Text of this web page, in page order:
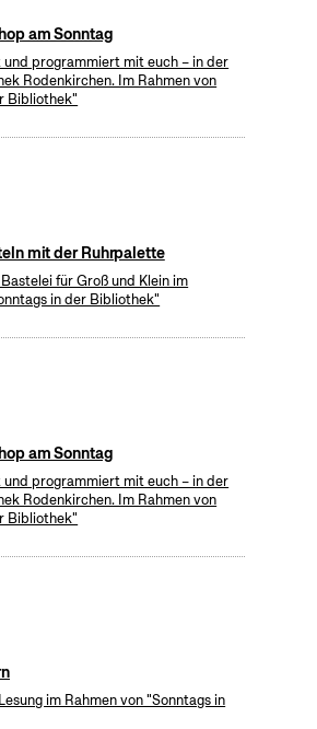
am Sonntag
programmiert mit euch – in der
Rodenkirchen. Im Rahmen von
Bibliothek"
mit der Ruhrpalette
für Groß und Klein im
in der Bibliothek"
am Sonntag
programmiert mit euch – in der
Rodenkirchen. Im Rahmen von
Bibliothek"
im Rahmen von "Sonntags in